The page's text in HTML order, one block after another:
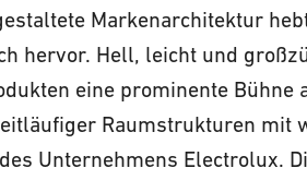
Markenarchitektur
hervor. Hell, leicht und
eine prominente Bühne
Raumstrukturen mit
Unternehmens Electrolux.